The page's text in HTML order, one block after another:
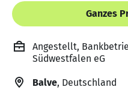
Ganzes
Angestellt,
Südwestfalen eG
Balve, Deutschland